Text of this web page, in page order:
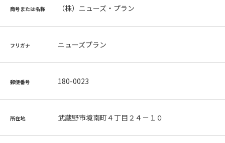
商号または名称 （株）ニューズ・プラン
フリガナ ニューズプラン
郵便番号 180-0023
所在地 武蔵野市境南町４丁目２４－１０